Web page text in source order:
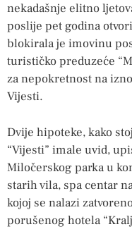
nekadašnje elitno
poslije pet godina
blokirala je imovinu
turističko preduzeće
za nepokretnost na
Vijesti.
Dvije hipoteke, kako
“Vijesti” imale uvid,
Miločerskog parka u
starih vila, spa centar
kojoj se nalazi
porušenog hotela